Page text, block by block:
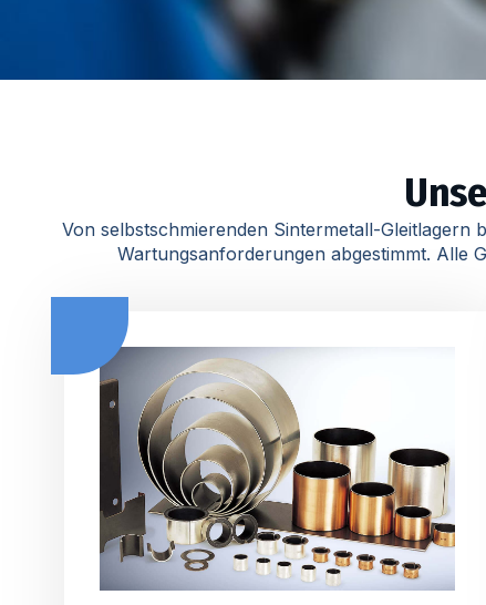
Von selbstschmierenden Sintermetall-
Wartungsanforderungen abgestimmt. Alle